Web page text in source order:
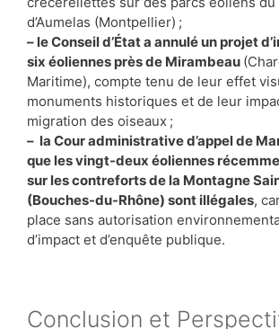
d’Aumelas (Montpellier) ;
– le Conseil d’État a annulé un projet
six éoliennes près de Mirambeau
Maritime), compte tenu de leur effet
monuments historiques et de leur
migration des oiseaux ;
– la Cour administrative d’appel de
que les vingt-deux éoliennes
sur les contreforts de la Montagne
(Bouches-du-Rhône) sont illégales,
place sans autorisation
d’impact et d’enquête publique.
Conclusion et